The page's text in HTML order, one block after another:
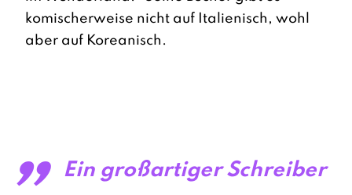
komischerweise nicht auf Italienisch, wohl
aber auf Koreanisch.
„ Ein großartiger Schreiber